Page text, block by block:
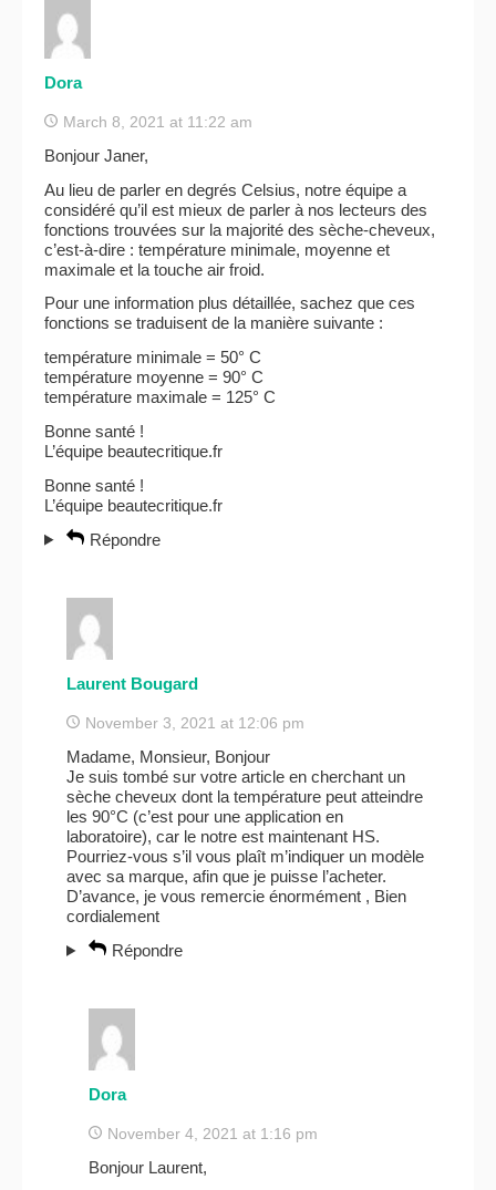
Dora
March 8, 2021 at 11:22 am
Bonjour Janer,
Au lieu de parler en degrés Celsius, notre équipe a
considéré qu’il est mieux de parler à nos lecteurs des
fonctions trouvées sur la majorité des sèche-cheveux,
c’est-à-dire : température minimale, moyenne et
maximale et la touche air froid.
Pour une information plus détaillée, sachez que ces
fonctions se traduisent de la manière suivante :
température minimale = 50° C
température moyenne = 90° C
température maximale = 125° C
Bonne santé !
L’équipe beautecritique.fr
Bonne santé !
L’équipe beautecritique.fr
Répondre
Laurent Bougard
November 3, 2021 at 12:06 pm
Madame, Monsieur, Bonjour
Je suis tombé sur votre article en cherchant un
sèche cheveux dont la température peut atteindre
les 90°C (c’est pour une application en
laboratoire), car le notre est maintenant HS.
Pourriez-vous s’il vous plaît m’indiquer un modèle
avec sa marque, afin que je puisse l’acheter.
D’avance, je vous remercie énormément , Bien
cordialement
Répondre
Dora
November 4, 2021 at 1:16 pm
Bonjour Laurent,